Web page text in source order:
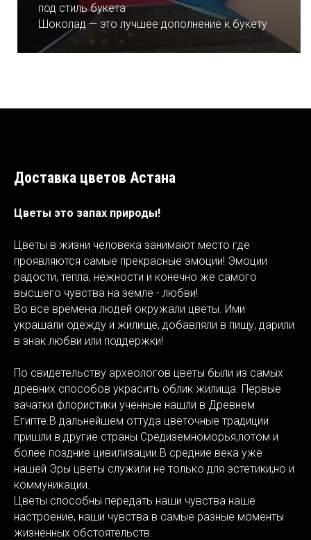
под стиль букета
Шоколад — это лучшее дополнение к букету
Доставка цветов Астана
Цветы это запах природы!
Цветы в жизни человека занимают место где
проявляются самые прекрасные эмоции! Эмоции
радости, тепла, нежности и конечно же самого
высшего чувства на земле - любви!
Во все времена людей окружали цветы. Ими
украшали одежду и жилище, добавляли в пищу, дарили
в знак любви или поддержки!
По свидетельству археологов цветы были из самых
древних способов украсить облик жилища. Первые
зачатки флористики ученные нашли в Древнем
Египте.В дальнейшем оттуда цветочные традиции
пришли в другие страны Средиземноморья,потом и
более поздние цивилизации.В средние века уже
нашей Эры цветы служили не только для эстетики,но и
коммуникации.
Цветы способны передать наши чувства наше
настроение, наши чувства в самые разные моменты
жизненных обстоятельств.